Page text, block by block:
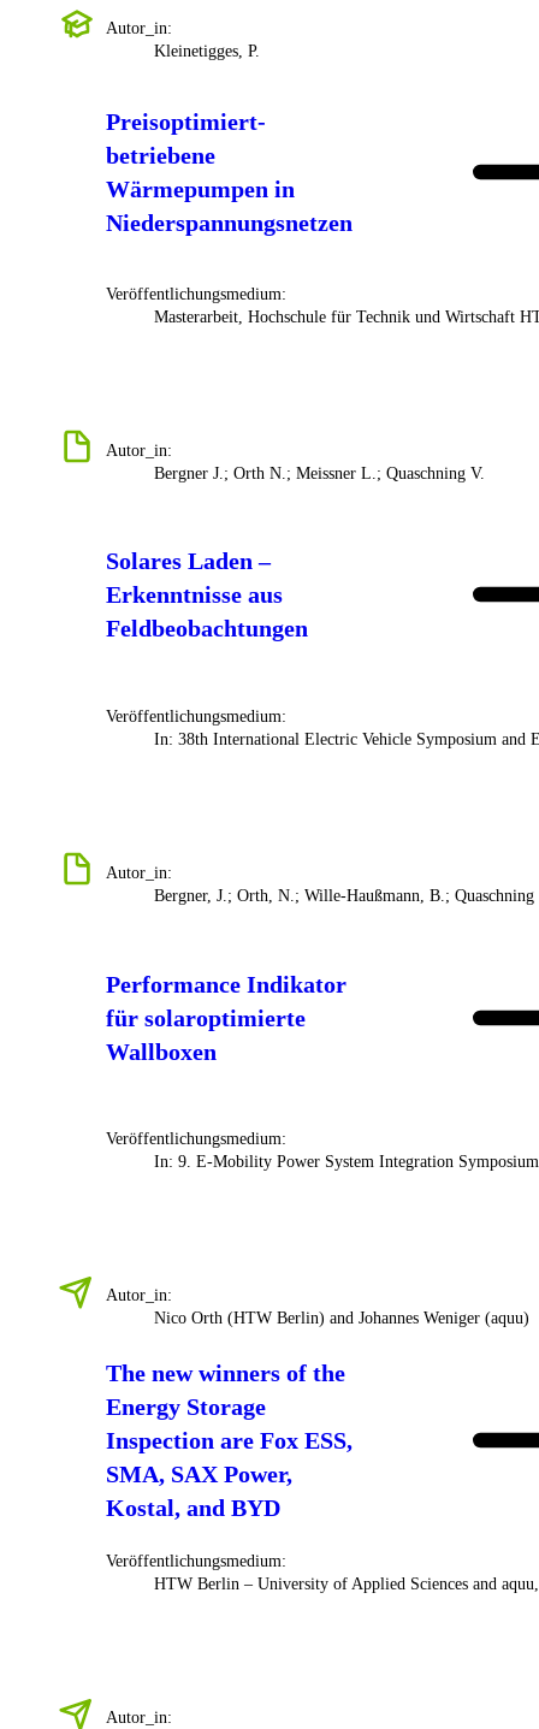
Autor_in:
Kleinetigges, P.
Preisoptimiert-
betriebene
Wärmepumpen in
Niederspannungsnetzen
Veröffentlichungsmedium:
Masterarbeit, Hochschule für Technik und Wirtschaft
Autor_in:
Bergner J.; Orth N.; Meissner L.; Quaschning V.
Solares Laden –
Erkenntnisse aus
Feldbeobachtungen
Veröffentlichungsmedium:
In: 38th International Electric Vehicle Symposium and
Autor_in:
Bergner, J.; Orth, N.; Wille-Haußmann, B.; Quaschning
Performance Indikator
für solaroptimierte
Wallboxen
Veröffentlichungsmedium:
In: 9. E-Mobility Power System Integration
Autor_in:
Nico Orth (HTW Berlin) and Johannes Weniger (aquu)
The new winners of the
Energy Storage
Inspection are Fox ESS,
SMA, SAX Power,
Kostal, and BYD
Veröffentlichungsmedium:
HTW Berlin – University of Applied Sciences and
Autor_in: